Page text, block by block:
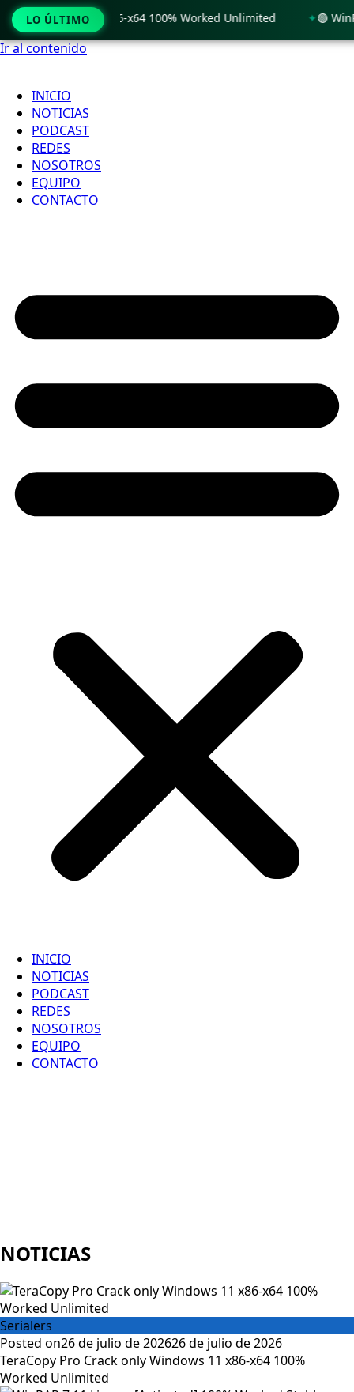
Ir al contenido
INICIO
NOTICIAS
PODCAST
REDES
NOSOTROS
EQUIPO
CONTACTO
INICIO
NOTICIAS
PODCAST
REDES
NOSOTROS
EQUIPO
CONTACTO
NOTICIAS
Serialers
Posted on26 de julio de 202626 de julio de 2026
TeraCopy Pro Crack only Windows 11 x86-x64 100%
Worked Unlimited
LO ÚLTIMO
11 x86-x64 100% Worked Unlimited 🟢 WinRAR 7.11